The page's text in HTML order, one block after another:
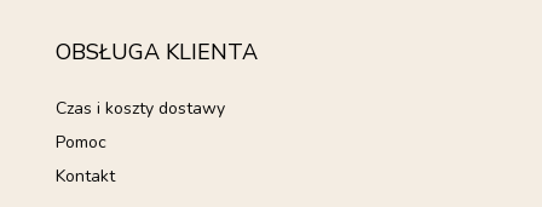
OBSŁUGA KLIENTA
Czas i koszty dostawy
Pomoc
Kontakt